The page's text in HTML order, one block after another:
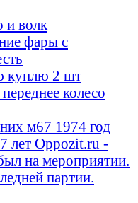
и волк
фары с
куплю 2 шт
колесо
м67 1974 год
лет Oppozit.ru -
на мероприятии.
партии.